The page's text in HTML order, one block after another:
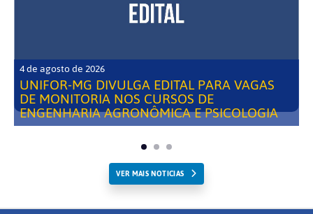
4 de agosto de 2026
UNIFOR-MG DIVULGA EDITAL PARA VAGAS
DE MONITORIA NOS CURSOS DE
ENGENHARIA AGRONÔMICA E PSICOLOGIA
VER MAIS NOTICIAS